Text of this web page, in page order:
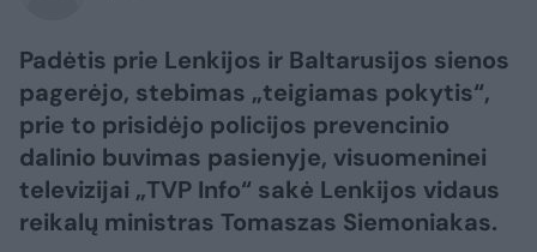
Padėtis prie Lenkijos ir Baltarusijos sienos
pagerėjo, stebimas „teigiamas pokytis“,
prie to prisidėjo policijos prevencinio
dalinio buvimas pasienyje, visuomeninei
televizijai „TVP Info“ sakė Lenkijos vidaus
reikalų ministras Tomaszas Siemoniakas.